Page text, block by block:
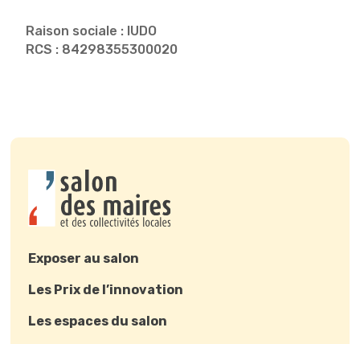
Raison sociale : IUDO
RCS : 84298355300020
Exposer au salon
Les Prix de l’innovation
Les espaces du salon